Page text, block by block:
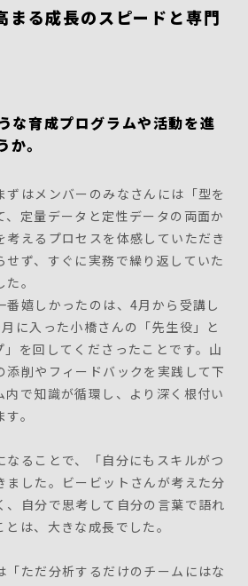
まる成長のスピードと専門
うな育成プログラムや活動を進
。
ずはメンバーのみなさんには「型を
、定量データと定性データの両面か
考えるプロセスを体感していただき
せず、すぐに実務で繰り返していた
。
番嬉しかったのは、4月から受講し
に入った小橋さんの「先生役」と
を回してくださったことです。山
添削やフィードバックを実践して下
内で知識が循環し、より深く根付い
。
なることで、「自分にもスキルがつ
ました。ビービットさんが考えた分
、自分で思考して自分の言葉で語れ
は、大きな成長でした。
「ただ分析するだけのチームにはな